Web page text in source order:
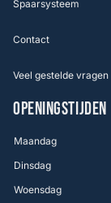
Spaarsysteem
Contact
Veel gestelde vragen
OPENINGSTIJDEN
Maandag
Dinsdag
Woensdag